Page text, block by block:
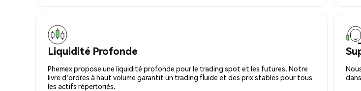
Liquidité Profonde
Phemex propose une liquidité profonde pour le trading spot et les futures. Notre
livre d'ordres à haut volume garantit un trading fluide et des prix stables pour tous
les actifs répertoriés.